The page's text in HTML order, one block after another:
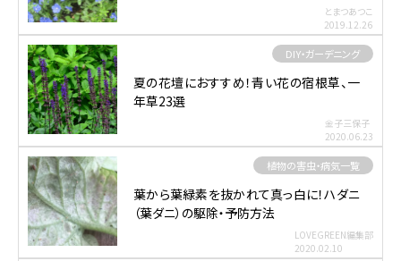
とまつあつこ
2019.12.26
DIY・ガーデニング
夏の花壇におすすめ！青い花の宿根草、一
年草23選
金子三保子
2020.06.23
植物の害虫・病気一覧
葉から葉緑素を抜かれて真っ白に！ハダニ
（葉ダニ）の駆除・予防方法
LOVEGREEN編集部
2020.02.10